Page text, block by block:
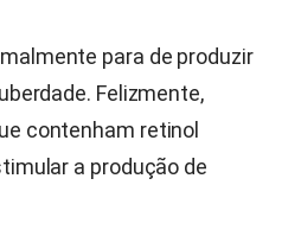
para de produzir
Felizmente,
contenham retinol
a produção de